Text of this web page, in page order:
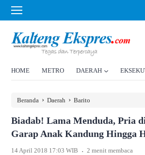
HOME METRO DAERAH
Beranda › Daerah › Barito
Biadab! Lama Menduda, Pria
Garap Anak Kandung Hingga
14 April 2018 17:03 WIB . 2 menit membaca